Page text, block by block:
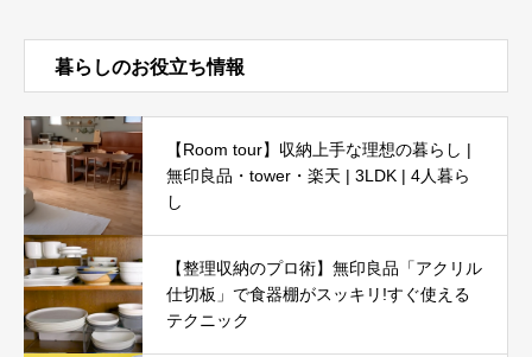
暮らしのお役立ち情報
【Room tour】収納上手な理想の暮らし |
無印良品・tower・楽天 | 3LDK | 4人暮ら
し
【整理収納のプロ術】無印良品「アクリル
仕切板」で食器棚がスッキリ!すぐ使える
テクニック